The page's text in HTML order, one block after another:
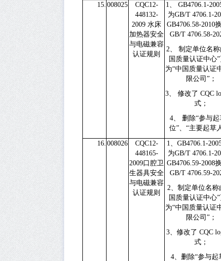
15. 008025
CQC12-
448132-
2009 水床
加热器安全
与电磁兼容
认证规则
1、 GB4706.1-
为GB/T 4706.1-
GB4706.58-2010
GB/T 4706.58-
2、 制定单位名称
国质量认证中心
为“中国质量认证
限公司”；
3、 修改了 CQC
式；
4、 删除“参与起
位”、“主要起草
16. 008026
CQC12-
448165-
2009口腔卫
生器具安全
与电磁兼容
认证规则
1、 GB4706.1-
为GB/T 4706.1-
GB4706.59-2008
GB/T 4706.59-
2、 制定单位名称
国质量认证中心
为“中国质量认证
限公司”；
3、 修改了 CQC
式；
4、 删除“参与起